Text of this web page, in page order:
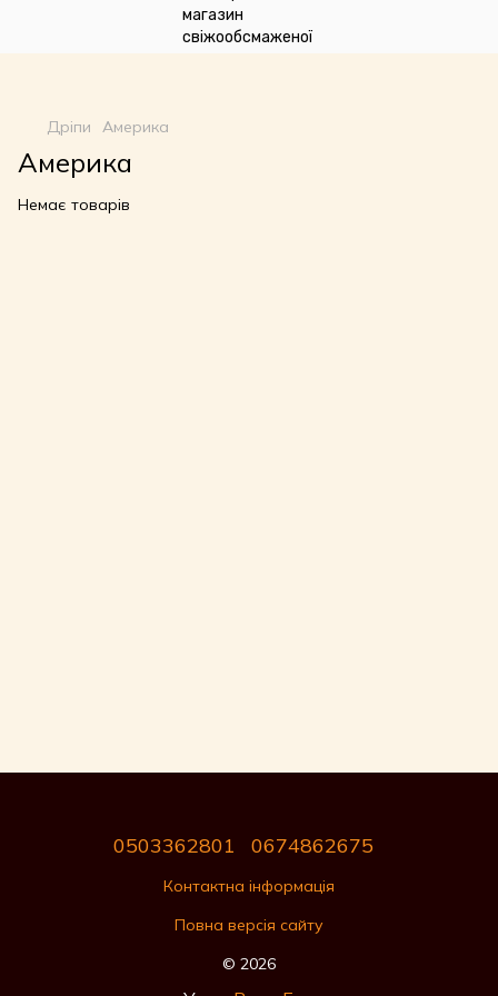
verification=n_oqqzEuRZVD6qDx7SNQHsLwvI3fyvGpp6NDxkCDdVU
Дріпи Америка
Америка
Немає товарів
0503362801 0674862675
Контактна інформація
Повна версія сайту
© 2026